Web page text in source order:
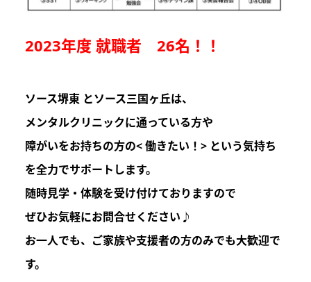
2023年度 就職者 26名！！
ソース堺東 とソース三国ヶ丘は、
メンタルクリニックに通っている方や
障がいをお持ちの方の< 働きたい！> という気持ち
を全力でサポートします。
随時見学・体験を受け付けておりますので
ぜひお気軽にお問合せください♪
お一人でも、ご家族や支援者の方のみでも大歓迎で
す。